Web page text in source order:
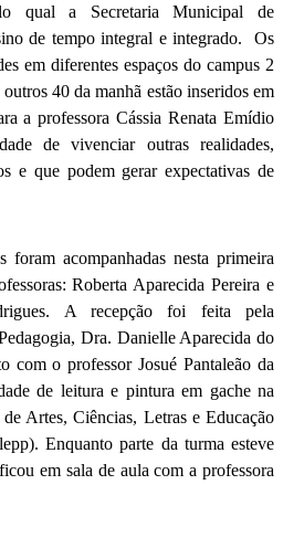
qual a Secretaria Municipal de
de tempo integral e integrado. Os
em diferentes espaços do campus 2
40 da manhã estão inseridos em
a professora Cássia Renata Emídio
de vivenciar outras realidades,
e que podem gerar expectativas de
foram acompanhadas nesta primeira
Roberta Aparecida Pereira e
A recepção foi feita pela
Dra. Danielle Aparecida do
com o professor Josué Pantaleão da
de leitura e pintura em gache na
Artes, Ciências, Letras e Educação
Enquanto parte da turma esteve
em sala de aula com a professora